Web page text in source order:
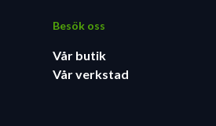
Besök oss
Vår butik
Vår verkstad